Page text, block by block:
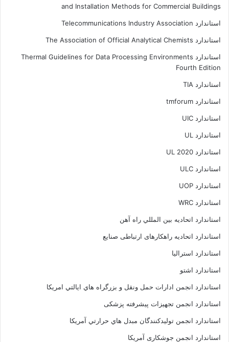
and Installation Methods for Commercial Buildings
استاندارد Telecommunications Industry Association
استاندارد The Association of Official Analytical Chemists
استاندارد Thermal Guidelines for Data Processing Environments
Fourth Edition
استاندارد TIA
استاندارد tmforum
استاندارد UIC
استاندارد UL
استاندارد UL 2020
استاندارد ULC
استاندارد UOP
استاندارد WRC
استاندارد اتحاديه بين المللي راه آهن
استاندارد اتحادیه راهکارهای ارتباطی صنایع
استاندارد استرالیا
استاندارد اشتو
استاندارد انجمن ادارات حمل ونقل و بزرگراه هاي ايالتي امريکا
استاندارد انجمن تجهیزات پیشرفته پزشکی
استاندارد انجمن توليدکنندگان مبدل هاي حرارتي آمريکا
استاندارد انجمن جوشکاری آمریکا